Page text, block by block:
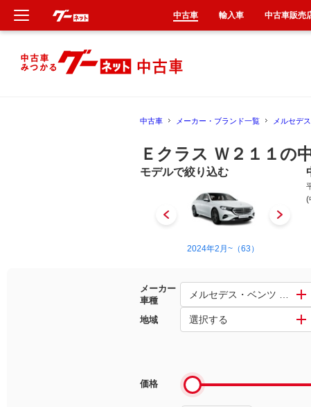
中古車 メーカー・ブランド一覧 メルセデ
Ｅクラス Ｗ２１１の
モデルで絞り込む
2024年2月~（63）
(
メーカー
車種
メルセデス・ベンツ Ｅクラ
地域 選択する
価格
中古車 輸入車 中古車販売
新車